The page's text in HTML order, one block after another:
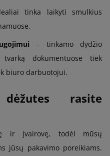
tinka laikyti smulkius
– tinkamo dydžio
dokumentuose tiek
biuro darbuotojui.
rasite
ir įvairovę, todėl mūsų
jūsų pakavimo poreikiams.